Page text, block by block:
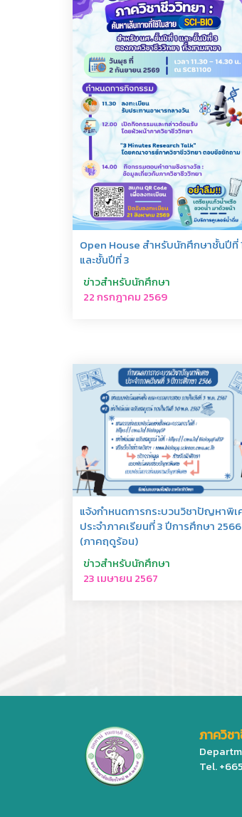
Open House สำหรับนักศึกษาชั้นปีที่
และชั้นปีที่ 3
ข่าวสำหรับนักศึกษา
22 กรกฎาคม 2569
แจ้งกำหนดการกระบวนวิชาปัญหาพิ
ประจำภาคเรียนที่ 3 ปีการศึกษา 2566
(ภาคฤดูร้อน)
ข่าวสำหรับนักศึกษา
23 เมษายน 2567
ภาควิช
Tel.